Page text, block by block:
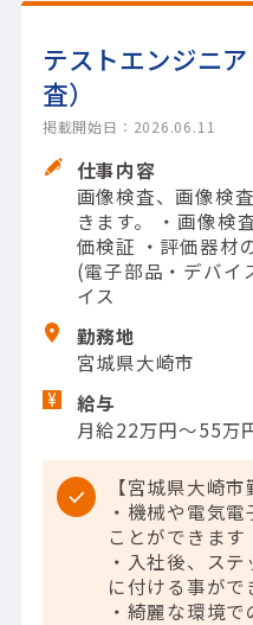
テストエンジニ
査）
掲載開始日：2026.06.11
仕事内容
画像検査、画像検
きます。 ・画像検
価検証 ・評価器材
(電子部品・デバイ
イス
勤務地
宮城県大崎市
給与
月給22万円～55万
【宮城県大崎市
・機械や電気
ことができます
・入社後、ス
に付ける事がで
・綺麗な環境で